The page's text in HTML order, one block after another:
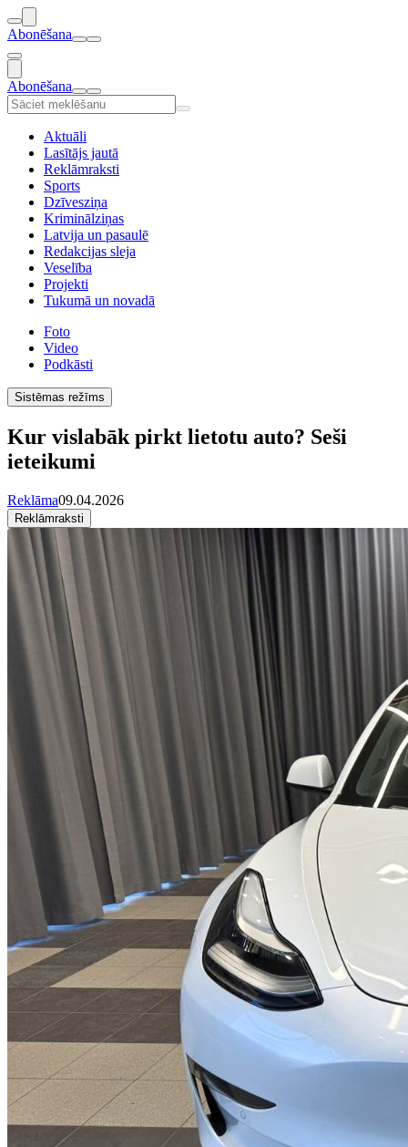
Abonēšana
Abonēšana
Aktuāli
Lasītājs jautā
Reklāmraksti
Sports
Dzīvesziņa
Kriminālziņas
Latvija un pasaulē
Redakcijas sleja
Veselība
Projekti
Tukumā un novadā
Foto
Video
Podkāsti
Sistēmas režīms
Kur vislabāk pirkt lietotu auto? Seši
ieteikumi
Reklāma09.04.2026
Reklāmraksti